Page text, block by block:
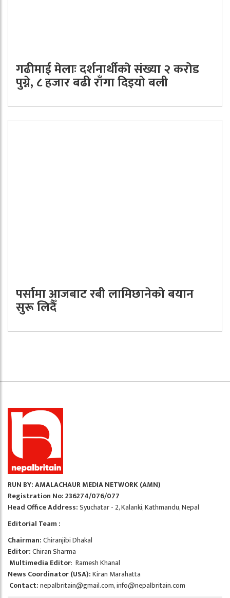
गढीमाई मेलाः दर्शनार्थीकाे संख्या २ करोड
पुग्ने, ८ हजार बढी राँगा दिइयाे बली
पर्सामा आजबाट रबी लामिछानेको बयान
सुरू लिदैँ
RUN BY: AMALACHAUR MEDIA NETWORK (AMN)
Registration No: 236274/076/077
Head Office Address:Syuchatar - 2, Kalanki, Kathmandu, Nepal
Editorial Team :
Chairman:Chiranjibi Dhakal
Editor:Chiran Sharma
Multimedia Editor: Ramesh Khanal
News Coordinator (USA):Kiran Marahatta
Contact:nepalbritain@gmail.com,info@nepalbritain.com